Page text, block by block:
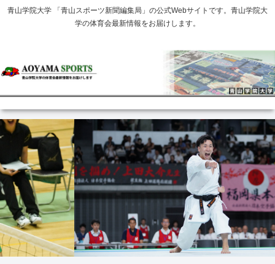
青山学院大学 「青山スポーツ新聞編集局」の公式Webサイトです。青山学院大
学の体育会最新情報をお届けします。